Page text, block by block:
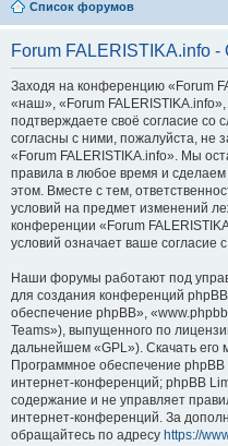
Список форумов
Forum FALERISTIKA.info
Заходя на конференцию «Forum
«наш», «Forum
подтверждаете своё согласие
согласны с ними, пожалуйста, не
«Forum FALERISTIKA.info». Мы
правила в любое время и
этом. Вместе с тем,
условий на предмет изменений
конференции «Forum
условий означает ваше согласие
Наши форумы работают под
для создания конференций
обеспечение phpBB»,
Teams»), выпущенного по
дальнейшем «GPL»). Скачать его
Программное обеспечение phpBB
интернет-конференций; phpBB
содержание и не управляет
интернет-конференций. За
обращайтесь по адресу https://